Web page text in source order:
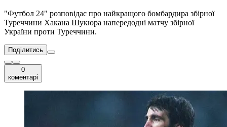
"Футбол 24" розповідає про найкращого бомбардира збірної
Туреччини Хакана Шукюра напередодні матчу збірної
України проти Туреччини.
Поділитись
0
коментарі